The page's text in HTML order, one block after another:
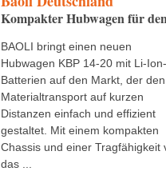
Kompakter Hubwagen für
BAOLI bringt einen neuen
Hubwagen KBP 14-20 mit Li-Ion-
Batterien auf den Markt, der den
Materialtransport auf kurzen
Distanzen einfach und effizient
gestaltet. Mit einem kompakten
Chassis und einer
das ...